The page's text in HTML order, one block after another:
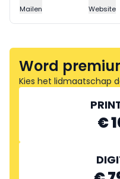
Mailen Website
Word
Kies het lidmaatschap
€